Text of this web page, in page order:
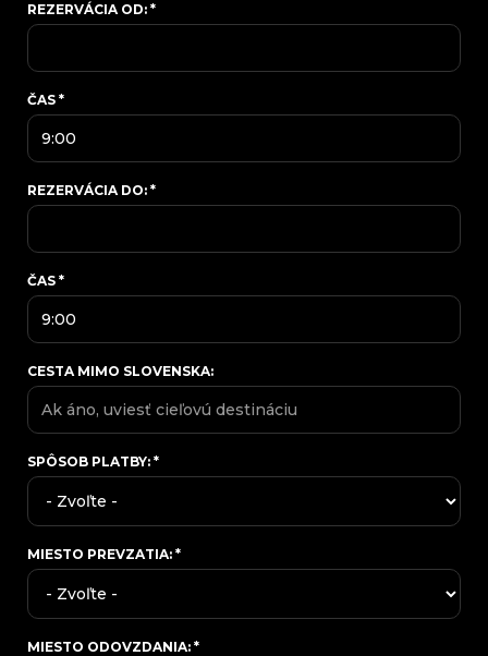
REZERVÁCIA OD: *
ČAS *
REZERVÁCIA DO: *
ČAS *
CESTA MIMO SLOVENSKA:
SPÔSOB PLATBY: *
MIESTO PREVZATIA: *
MIESTO ODOVZDANIA: *